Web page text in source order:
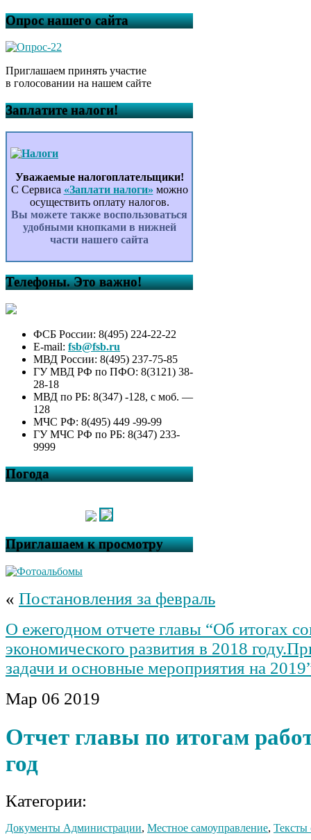
Опрос нашего сайта
Приглашаем принять участие
в голосовании на нашем сайте
Заплатите налоги!
Уважаемые налогоплательщики!
С Сервиса «Заплати налоги» можно
осуществить оплату налогов.
Вы можете также воспользоваться
удобными кнопками в нижней
части нашего сайта
Телефоны. Это важно!
ФСБ России: 8(495) 224-22-22
E-mail: fsb@fsb.ru
МВД России: 8(495) 237-75-85
ГУ МВД РФ по ПФО: 8(3121) 38-
28-18
МВД по РБ: 8(347) -128, с моб. —
128
МЧС РФ: 8(495) 449 -99-99
ГУ МЧС РФ по РБ: 8(347) 233-
9999
Погода
Приглашаем к просмотру
« Постановления за февраль
О ежегодном отчете главы “Об итогах
экономического развития в 2018
задачи и основные мероприятия на
Мар 06 2019
Отчет главы по итогам
год
Категории:
Документы Администрации, Местное самоуправление,